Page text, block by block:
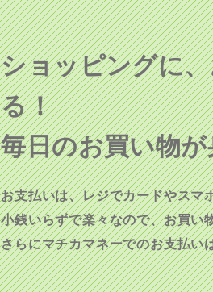
ショッピングに、
る！
毎日のお買い物
お支払いは、レジでカードやスマ
小銭いらずで楽々なので、お買い
さらにマチカマネーでのお支払い